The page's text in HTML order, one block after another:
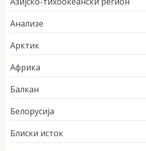
Анализе
Арктик
Африка
Балкан
Белорусија
Блиски исток